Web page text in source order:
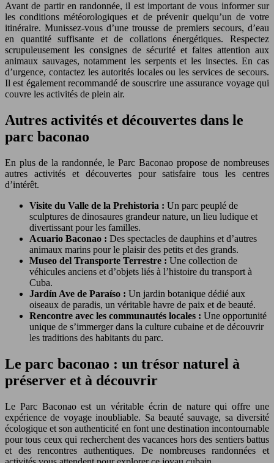
Avant de partir en randonnée, il est important de vous informer sur
les conditions météorologiques et de prévenir quelqu’un de votre
itinéraire. Munissez-vous d’une trousse de premiers secours, d’eau
en quantité suffisante et de collations énergétiques. Respectez
scrupuleusement les consignes de sécurité et faites attention aux
animaux sauvages, notamment les serpents et les insectes. En cas
d’urgence, contactez les autorités locales ou les services de secours.
Il est également recommandé de souscrire une assurance voyage qui
couvre les activités de plein air.
Autres activités et découvertes dans le
parc baconao
En plus de la randonnée, le Parc Baconao propose de nombreuses
autres activités et découvertes pour satisfaire tous les centres
d’intérêt.
Visite du Valle de la Prehistoria : Un parc peuplé de
sculptures de dinosaures grandeur nature, un lieu ludique et
divertissant pour les familles.
Acuario Baconao : Des spectacles de dauphins et d’autres
animaux marins pour le plaisir des petits et des grands.
Museo del Transporte Terrestre : Une collection de
véhicules anciens et d’objets liés à l’histoire du transport à
Cuba.
Jardín Ave de Paraíso : Un jardin botanique dédié aux
oiseaux de paradis, un véritable havre de paix et de beauté.
Rencontre avec les communautés locales : Une opportunité
unique de s’immerger dans la culture cubaine et de découvrir
les traditions des habitants du parc.
Le parc baconao : un trésor naturel à
préserver et à découvrir
Le Parc Baconao est un véritable écrin de nature qui offre une
expérience de voyage inoubliable. Sa beauté sauvage, sa diversité
écologique et son authenticité en font une destination incontournable
pour tous ceux qui recherchent des vacances hors des sentiers battus
et des rencontres authentiques. De nombreuses randonnées et